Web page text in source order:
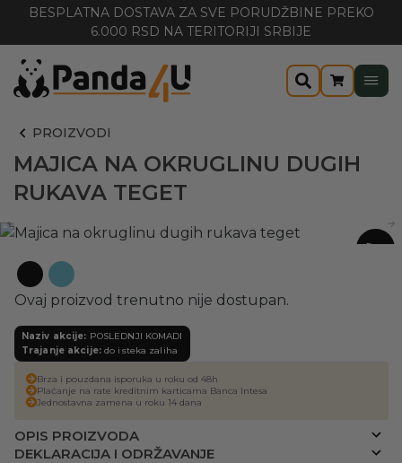
BESPLATNA DOSTAVA ZA SVE PORUDŽBINE PREKO
6.000 RSD NA TERITORIJI SRBIJE
PROIZVODI
MAJICA NA OKRUGLINU DUGIH
RUKAVA TEGET
-30%
Ovaj proizvod trenutno nije dostupan.
Naziv akcije: POSLEDNJI KOMADI
Trajanje akcije:do isteka zaliha
Brza i pouzdana isporuka u roku od 48h
Plaćanje na rate kreditnim karticama Banca Intesa
Jednostavna zamena u roku 14 dana
OPIS PROIZVODA
DEKLARACIJA I ODRŽAVANJE